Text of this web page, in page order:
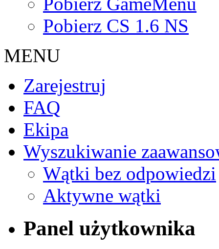
Pobierz CS 1.6 NS
MENU
Zarejestruj
FAQ
Ekipa
Wyszukiwanie
Wątki bez odpowiedzi
Aktywne wątki
Panel użytkownika